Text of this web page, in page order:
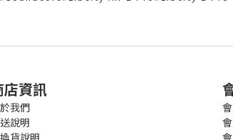
店資訊
我們
說明